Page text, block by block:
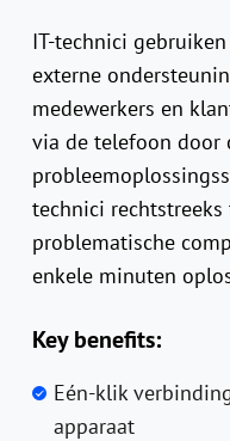
IT-technici
externe
medewerkers en
via de telefoon door
technici
problematische
enkele minuten
Key benefits:
Eén-klik
apparaat